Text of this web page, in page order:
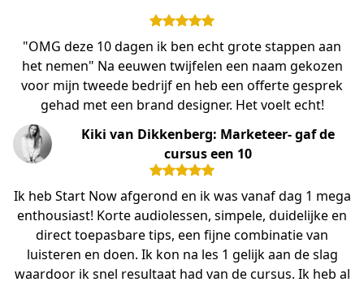
"OMG deze 10 dagen ik ben echt grote stappen aan
het nemen" Na eeuwen twijfelen een naam gekozen
voor mijn tweede bedrijf en heb een offerte gesprek
gehad met een brand designer. Het voelt echt!
Kiki van Dikkenberg: Marketeer- gaf de
cursus een 10
Ik heb Start Now afgerond en ik was vanaf dag 1 mega
enthousiast! Korte audiolessen, simpele, duidelijke en
direct toepasbare tips, een fijne combinatie van
luisteren en doen. Ik kon na les 1 gelijk aan de slag
waardoor ik snel resultaat had van de cursus. Ik heb al